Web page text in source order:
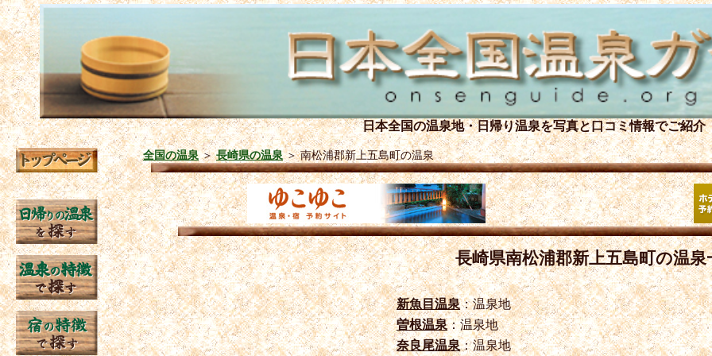
日本全国の温泉地・日帰り温泉を写真と口コミ情報でご紹介
全国の温泉＞長崎県の温泉＞南松浦郡新上五島町の温泉
長崎県南松浦郡新上五島町の温泉
新魚目温泉：温泉地
曽根温泉：温泉地
奈良尾温泉：温泉地